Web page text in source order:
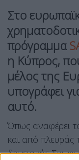
Στο
πρόγραμμα
η Κύπρος,
μέλος της
υπογράφει
αυτό.
Όπως αναφέρει
και από πλευράς
δανειακής